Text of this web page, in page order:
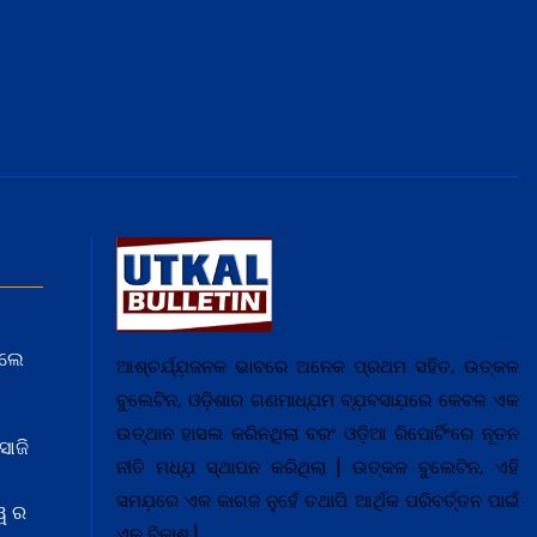
ର
ଆଶ୍ଚର୍ଯ୍ଯ଼ଜନକ ଭାବରେ ଅନେକ ପ୍ରଥମ ସହିତ, ଉତ୍କଳ
ବୁଲେଟିନ, ଓଡ଼ିଶାର ଗଣମାଧ୍ଯ଼ମ ବ୍ଯ଼ବସାଯ଼ରେ କେବଳ ଏକ
ଉତ୍ଥାନ ହାସଲ କରିନଥିଲା ବରଂ ଓଡ଼ିଆ ରିପୋର୍ଟିଂରେ ନୂତନ
ନୀତି ମଧ୍ଯ଼ ସ୍ଥାପନ କରିଥିଲା | ଉତ୍କଳ ବୁଲେଟିନ, ଏହି
ସମଯ଼ରେ ଏକ କାଗଜ ନୁହେଁ ତଥାପି ଆର୍ଥିକ ପରିବର୍ତ୍ତନ ପାଇଁ